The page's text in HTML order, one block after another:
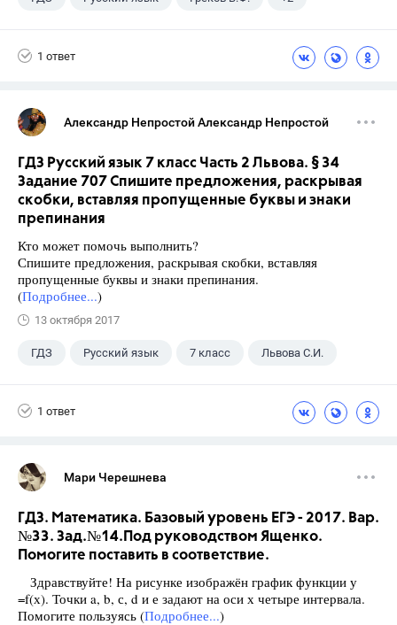
1 ответ
Александр Непростой Александр Непростой
ГДЗ Русский язык 7 класс Часть 2 Львова. § 34
Задание 707 Спишите предложения, раскрывая
скобки, вставляя пропущенные буквы и знаки
препинания
Кто может помочь выполнить?
Спишите предложения, раскрывая скобки, вставляя
пропущенные буквы и знаки препинания.
(Подробнее...)
13 октября 2017
ГДЗ Русский язык 7 класс Львова С.И.
1 ответ
Мари Черешнева
ГДЗ. Математика. Базовый уровень ЕГЭ - 2017. Вар.
№33. Зад.№14.Под руководством Ященко.
Помогите поставить в соответствие.
Здравствуйте! На рисунке изображён график функции у
=f(х). Точки a, b, с, d и е задают на оси х четыре интервала.
Помогите пользуясь (Подробнее...)